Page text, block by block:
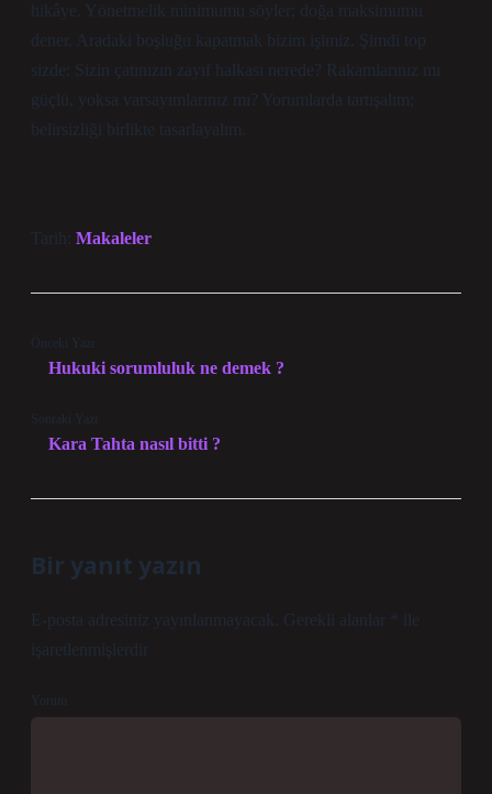
hikâye. Yönetmelik minimumu söyler; doğa maksimumu
dener. Aradaki boşluğu kapatmak bizim işimiz. Şimdi top
sizde: Sizin çatınızın zayıf halkası nerede? Rakamlarınız mı
güçlü, yoksa varsayımlarınız mı? Yorumlarda tartışalım;
belirsizliği birlikte tasarlayalım.
Tarih: Makaleler
Önceki Yazı
Hukuki sorumluluk ne demek ?
Sonraki Yazı
Kara Tahta nasıl bitti ?
Bir yanıt yazın
E-posta adresiniz yayınlanmayacak. Gerekli alanlar
ile
işaretlenmişlerdir
Yorum